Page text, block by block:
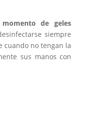
de geles
siempre
cuando no tengan la
sus manos con